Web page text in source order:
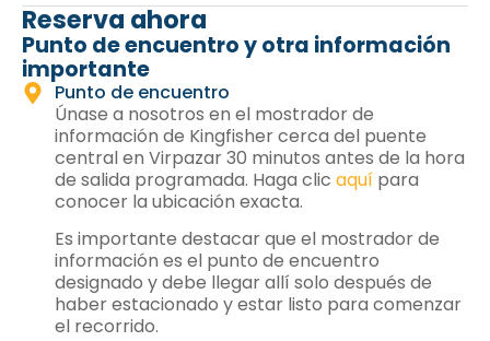
Reserva ahora
Punto de encuentro y otra información
importante
Punto de encuentro
Únase a nosotros en el mostrador de
información de Kingfisher cerca del puente
central en Virpazar 30 minutos antes de la hora
de salida programada. Haga clic aquí para
conocer la ubicación exacta.
Es importante destacar que el mostrador de
información es el punto de encuentro
designado y debe llegar allí solo después de
haber estacionado y estar listo para comenzar
el recorrido.